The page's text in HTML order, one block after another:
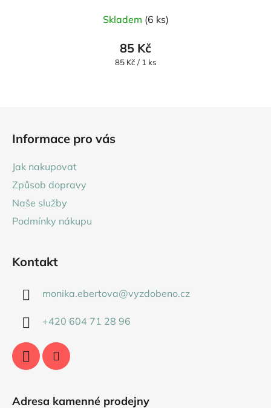
Skladem (6 ks)
85 Kč
Měrná
85 Kč / 1 ks
Informace pro vás
Jak nakupovat
Způsob dopravy
Naše služby
Podmínky nákupu
Kontakt
monika.ebertova@vyzdobeno.cz
+420 604 71 28 96
Adresa kamenné prodejny